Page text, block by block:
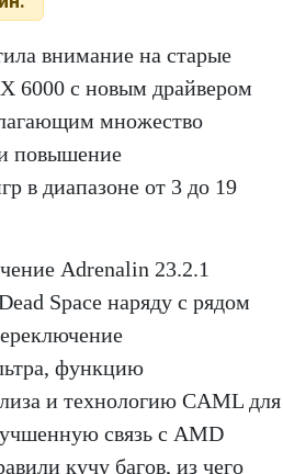
внимание на старые
6000 с новым драйвером
множество
повышение
в диапазоне от 3 до 19
Adrenalin 23.2.1
Space наряду с рядом
функцию
и технологию CAML для
связь с AMD
кучу багов, из чего